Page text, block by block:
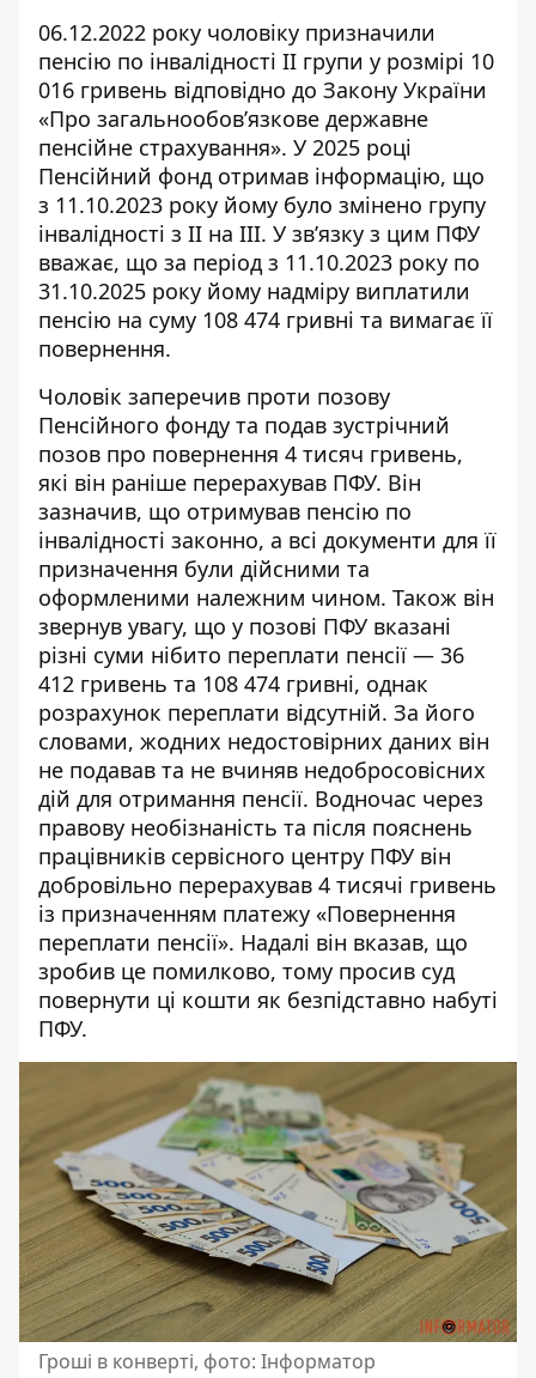
06.12.2022 року чоловіку призначили
пенсію по інвалідності ІІ групи у розмірі 10
016 гривень відповідно до Закону України
«Про загальнообов’язкове державне
пенсійне страхування». У 2025 році
Пенсійний фонд отримав інформацію, що
з 11.10.2023 року йому було змінено групу
інвалідності з ІІ на ІІІ. У зв’язку з цим ПФУ
вважає, що за період з 11.10.2023 року по
31.10.2025 року йому надміру виплатили
пенсію на суму 108 474 гривні та вимагає її
повернення.
Чоловік заперечив проти позову
Пенсійного фонду та подав зустрічний
позов про повернення 4 тисяч гривень,
які він раніше перерахував ПФУ. Він
зазначив, що отримував пенсію по
інвалідності законно, а всі документи для її
призначення були дійсними та
оформленими належним чином. Також він
звернув увагу, що у позові ПФУ вказані
різні суми нібито переплати пенсії — 36
412 гривень та 108 474 гривні, однак
розрахунок переплати відсутній. За його
словами, жодних недостовірних даних він
не подавав та не вчиняв недобросовісних
дій для отримання пенсії. Водночас через
правову необізнаність та після пояснень
працівників сервісного центру ПФУ він
добровільно перерахував 4 тисячі гривень
із призначенням платежу «Повернення
переплати пенсії». Надалі він вказав, що
зробив це помилково, тому просив суд
повернути ці кошти як безпідставно набуті
ПФУ.
Гроші в конверті, фото: Інформатор